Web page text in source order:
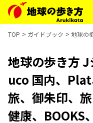
TOP ガイドブック 地球の
地球の歩き方
uco 国内、
旅、御朱印、
健康、BOOKS